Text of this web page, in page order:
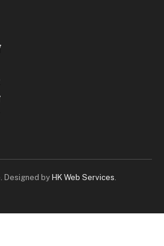
Designed by HK Web Services.